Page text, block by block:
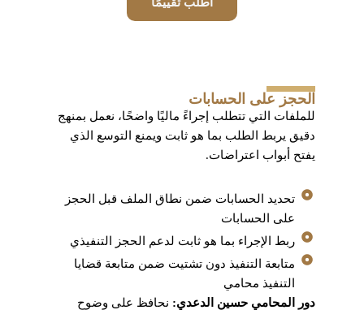
الحجز على الحسابات
للملفات التي تتطلب إجراءً ماليًا واضحًا، نعمل بمنهج
دقيق يربط الطلب بما هو ثابت ويمنع التوسع الذي
يفتح أبواب اعتراضات.
تحديد الحسابات ضمن نطاق الملف قبل الحجز
على الحسابات
ربط الإجراء بما هو ثابت لدعم الحجز التنفيذي
متابعة التنفيذ دون تشتيت ضمن متابعة قضايا
التنفيذ محامي
دور المحامي حسين الدعدي: نحافظ على وضوح